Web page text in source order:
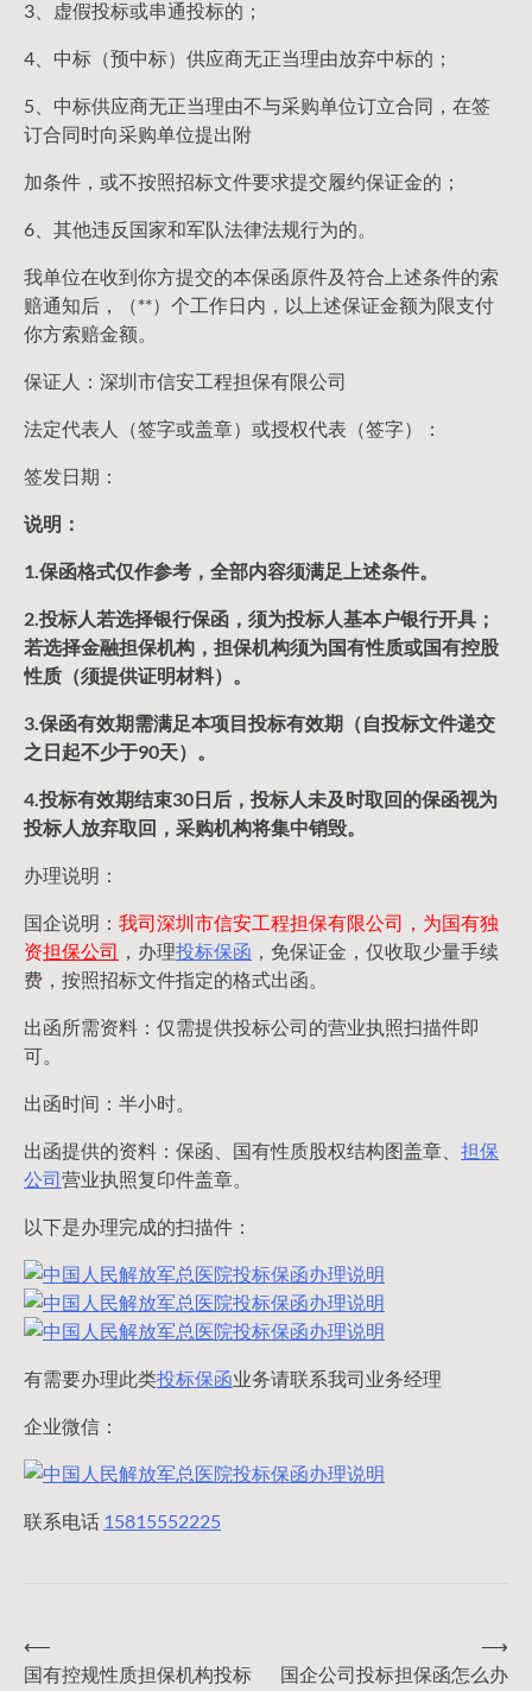
3、虚假投标或串通投标的；
4、中标（预中标）供应商无正当理由放弃中标的；
5、中标供应商无正当理由不与采购单位订立合同，在签
订合同时向采购单位提出附
加条件，或不按照招标文件要求提交履约保证金的；
6、其他违反国家和军队法律法规行为的。
我单位在收到你方提交的本保函原件及符合上述条件的索
赔通知后，（**）个工作日内，以上述保证金额为限支付
你方索赔金额。
保证人：深圳市信安工程担保有限公司
法定代表人（签字或盖章）或授权代表（签字）：
签发日期：
说明：
1.保函格式仅作参考，全部内容须满足上述条件。
2.投标人若选择银行保函，须为投标人基本户银行开具；
若选择金融担保机构，担保机构须为国有性质或国有控股
性质（须提供证明材料）。
3.保函有效期需满足本项目投标有效期（自投标文件递交
之日起不少于90天）。
4.投标有效期结束30日后，投标人未及时取回的保函视为
投标人放弃取回，采购机构将集中销毁。
办理说明：
国企说明： 我司深圳市信安工程担保有限公司，为国有独
资担保公司 ，办理投标保函 ，免保证金，仅收取少量手续
费，按照招标文件指定的格式出函。
出函所需资料：仅需提供投标公司的营业执照扫描件即
可。
出函时间：半小时。
出函提供的资料：保函、国有性质股权结构图盖章、 担保
公司营业执照复印件盖章。
以下是办理完成的扫描件：
有需要办理此类投标保函业务请联系我司业务经理
企业微信：
联系电话 15815552225
文
⟵
国有控规性质担保机构投标
国企公司投标担保函怎么办
⟶